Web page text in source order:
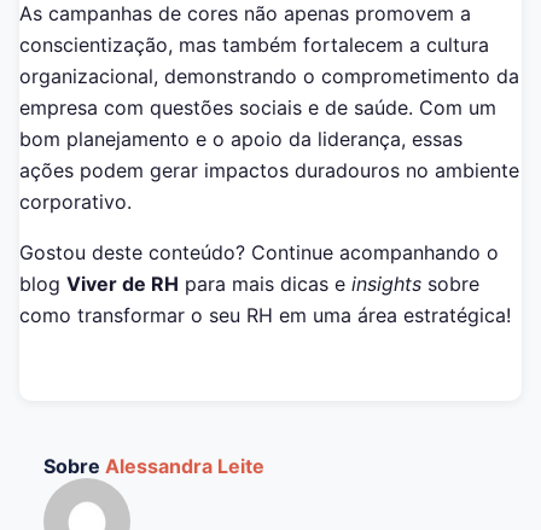
As campanhas de cores não apenas promovem a
conscientização, mas também fortalecem a cultura
organizacional, demonstrando o comprometimento da
empresa com questões sociais e de saúde. Com um
bom planejamento e o apoio da liderança, essas
ações podem gerar impactos duradouros no ambiente
corporativo.
Gostou deste conteúdo? Continue acompanhando o
blog Viver de RH para mais dicas e insights sobre
como transformar o seu RH em uma área estratégica!
Sobre Alessandra Leite